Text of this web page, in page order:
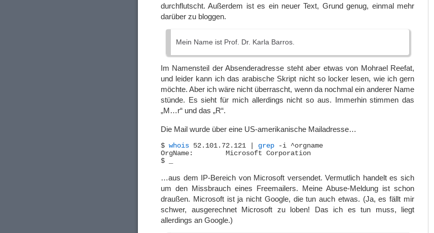
durchflutscht. Außerdem ist es ein neuer Text, Grund genug, einmal mehr
darüber zu bloggen.
Mein Name ist Prof. Dr. Karla Barros.
Im Namensteil der Absenderadresse steht aber etwas von Mohrael Reefat,
und leider kann ich das arabische Skript nicht so locker lesen, wie ich gern
möchte. Aber ich wäre nicht überrascht, wenn da nochmal ein anderer Name
stünde. Es sieht für mich allerdings nicht so aus. Immerhin stimmen das
„M…r“ und das „R“.
Die Mail wurde über eine US-amerikanische Mailadresse…
$ whois 52.101.72.121 | grep -i ^orgname
OrgName:        Microsoft Corporation
…aus dem IP-Bereich von Microsoft versendet. Vermutlich handelt es sich
um den Missbrauch eines Freemailers. Meine Abuse-Meldung ist schon
draußen. Microsoft ist ja nicht Google, die tun auch etwas. (Ja, es fällt mir
schwer, ausgerechnet Microsoft zu loben! Das ich es tun muss, liegt
allerdings an Google.)